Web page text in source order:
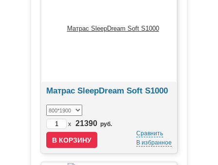
Матрас SleepDream Soft S1000
x 21390 руб.
Сравнить
В избранное